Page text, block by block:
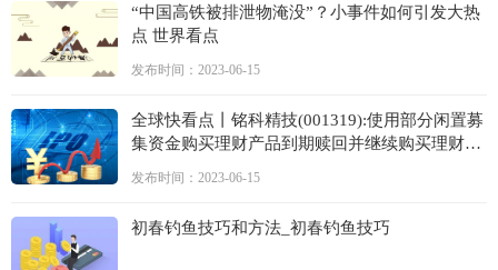
“中国高铁被排泄物淹没”？小事件如何引发大热
点 世界看点
发布时间：2023-06-15
全球快看点丨铭科精技(001319):使用部分闲置募
集资金购买理财产品到期赎回并继续购买理财产
发布时间：2023-06-15
初春钓鱼技巧和方法_初春钓鱼技巧